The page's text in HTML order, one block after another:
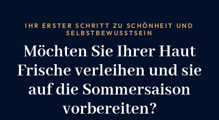
IHR ERSTER SCHRITT ZU SCHÖNHEIT UND
SELBSTBEWUSSTSEIN
Möchten Sie Ihrer Haut
Frische verleihen und sie
auf die Sommersaison
vorbereiten?